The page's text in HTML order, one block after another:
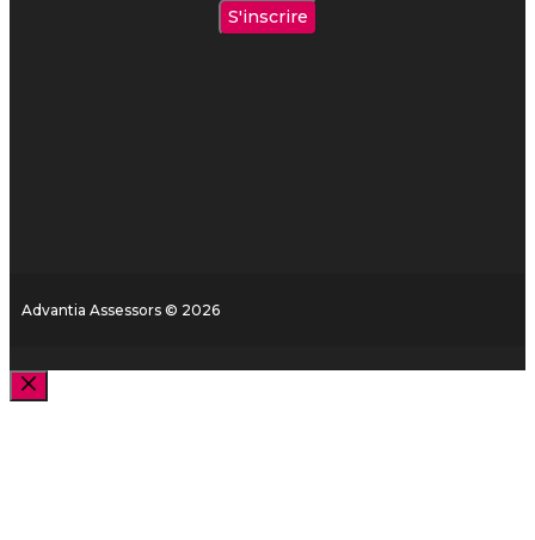
Advantia Assessors © 2026
Fermer